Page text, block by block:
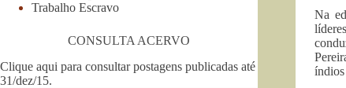
Na
índios
Trabalho Escravo
CONSULTA ACERVO
Clique aqui para consultar postagens publicadas até
31/dez/15.